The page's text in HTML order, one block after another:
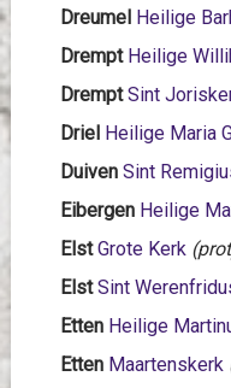
Dreumel Heilige
Drempt Heilige
Drempt Sint
Driel Heilige Maria
Duiven Sint
Eibergen Heilige
ElstGrote Kerk
Elst Sint
Etten Heilige
Etten Maartenskerk